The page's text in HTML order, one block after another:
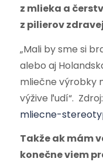
z mlieka a
z pilierov
„Mali by sme si
alebo aj
mliečne výrobky
výžive ľudí“. Zdroj:
mliecne-
Takže ak mám
konečne viem